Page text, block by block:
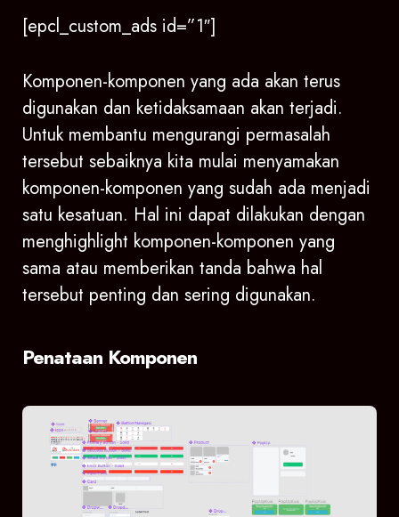
[epcl_custom_ads id=”1″]
Komponen-komponen yang ada akan terus
digunakan dan ketidaksamaan akan terjadi.
Untuk membantu mengurangi permasalah
tersebut sebaiknya kita mulai menyamakan
komponen-komponen yang sudah ada menjadi
satu kesatuan. Hal ini dapat dilakukan dengan
menghighlight komponen-komponen yang
sama atau memberikan tanda bahwa hal
tersebut penting dan sering digunakan.
Penataan Komponen